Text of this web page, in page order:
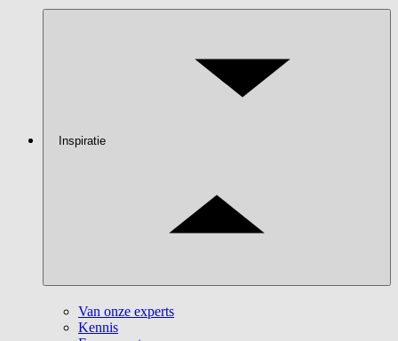
Inspiratie
Van onze experts
Kennis